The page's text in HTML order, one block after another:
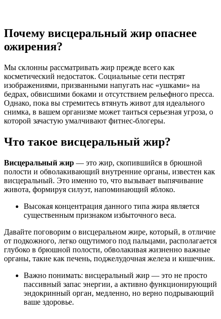
Почему висцеральный жир опаснее
ожирения?
Мы склонны рассматривать жир прежде всего как
косметический недостаток. Социальные сети пестрят
изображениями, призванными напугать нас «ушками» на
бедрах, обвисшими боками и отсутствием рельефного пресса.
Однако, пока вы стремитесь втянуть живот для идеального
снимка, в вашем организме может таиться серьезная угроза, о
которой зачастую умалчивают фитнес-блогеры.
Что такое висцеральный жир?
Висцеральный жир — это жир, скопившийся в брюшной
полости и обволакивающий внутренние органы, известен как
висцеральный. Это именно то, что вызывает выпячивание
живота, формируя силуэт, напоминающий яблоко.
Высокая концентрация данного типа жира является
существенным признаком избыточного веса.
Давайте поговорим о висцеральном жире, который, в отличие
от подкожного, легко ощутимого под пальцами, располагается
глубоко в брюшной полости, обволакивая жизненно важные
органы, такие как печень, поджелудочная железа и кишечник.
Важно понимать: висцеральный жир — это не просто
пассивный запас энергии, а активно функционирующий
эндокринный орган, медленно, но верно подрывающий
ваше здоровье.